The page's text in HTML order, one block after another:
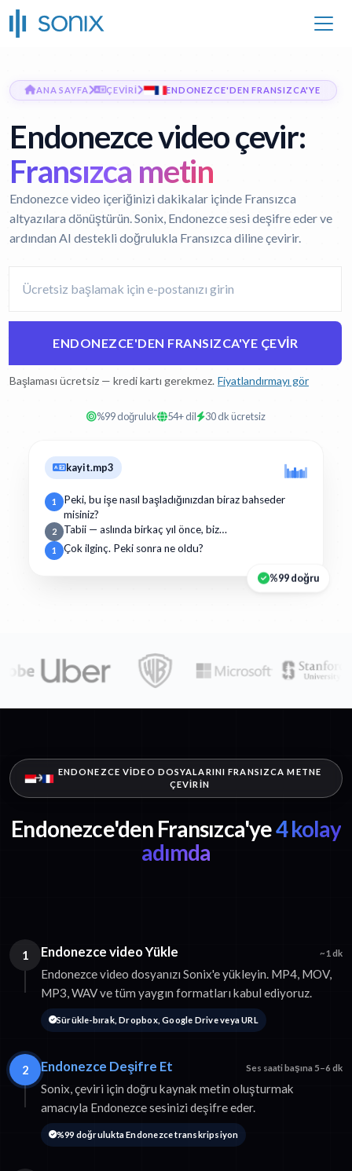
ANA SAYFA ÇEVIRI ENDONEZCE'DEN FRANSIZCA'YE
Endonezce video çevir:
Fransızca metin
Endonezce video içeriğinizi dakikalar içinde Fransızca
altyazılara dönüştürün. Sonix, Endonezce sesi deşifre eder ve
ardından AI destekli doğrulukla Fransızca diline çevirir.
ENDONEZCE'DEN FRANSIZCA'YE ÇEVIR
Başlaması ücretsiz — kredi kartı gerekmez. Fiyatlandırmayı gör
%99 doğruluk 54+ dil 30 dk ücretsiz
kayit.mp3
1
Peki, bu işe nasıl başladığınızdan biraz bahseder
misiniz?
2 Tabii — aslında birkaç yıl önce, biz…
1 Çok ilginç. Peki sonra ne oldu?
%99 doğru
ENDONEZCE VIDEO DOSYALARINI FRANSIZCA METNE
ÇEVIRIN
Endonezce'den Fransızca'ye4 kolay
adımda
1 Endonezce video Yükle ~1 dk
Endonezce video dosyanızı Sonix'e yükleyin. MP4, MOV,
MP3, WAV ve tüm yaygın formatları kabul ediyoruz.
Sürükle-bırak, Dropbox, Google Drive veya URL
2 Endonezce Deşifre Et Ses saati başına 5–6 dk
Sonix, çeviri için doğru kaynak metin oluşturmak
amacıyla Endonezce sesinizi deşifre eder.
%99 doğrulukta Endonezce transkripsiyon